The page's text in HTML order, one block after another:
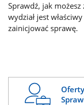
Sprawdź, jak możesz
wydział jest
zainicjować sprawę.